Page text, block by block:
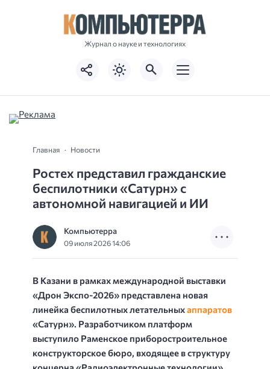
Журнал о науке и технологиях
Главная Новости
Ростех представил гражданские
беспилотники «Сатурн» с
автономной навигацией и ИИ
Компьютерра
09 июля 2026 14:06
В Казани в рамках международной выставки
«Дрон Экспо-2026» представлена новая
линейка беспилотных летательныхаппаратов
«Сатурн». Разработчиком платформ
выступило Раменское приборостроительное
конструкторское бюро, входящее в структуру